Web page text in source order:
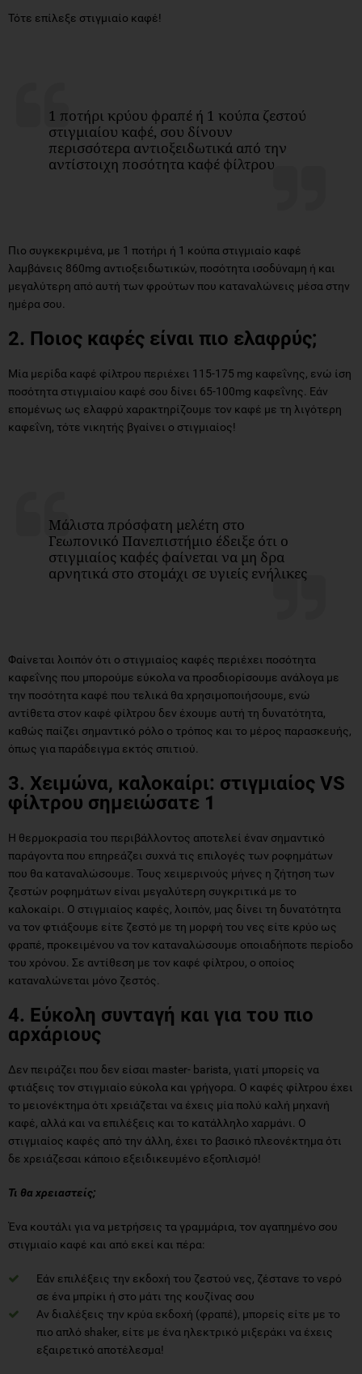
Τότε επίλεξε στιγμιαίο καφέ!
1 ποτήρι κρύου φραπέ ή 1 κούπα ζεστού
στιγμιαίου καφέ, σου δίνουν
περισσότερα αντιοξειδωτικά από την
αντίστοιχη ποσότητα καφέ φίλτρου
Πιο συγκεκριμένα, με 1 ποτήρι ή 1 κούπα στιγμιαίο καφέ
λαμβάνεις 860mg αντιοξειδωτικών, ποσότητα ισοδύναμη ή και
μεγαλύτερη από αυτή των φρούτων που καταναλώνεις μέσα στην
ημέρα σου.
2. Ποιος καφές είναι πιο ελαφρύς;
Μία μερίδα καφέ φίλτρου περιέχει 115-175 mg καφεΐνης, ενώ ίση
ποσότητα στιγμιαίου καφέ σου δίνει 65-100mg καφεΐνης. Εάν
επομένως ως ελαφρύ χαρακτηρίζουμε τον καφέ με τη λιγότερη
καφεΐνη, τότε νικητής βγαίνει ο στιγμιαίος!
Μάλιστα πρόσφατη μελέτη στο
Γεωπονικό Πανεπιστήμιο έδειξε ότι ο
στιγμιαίος καφές φαίνεται να μη δρα
αρνητικά στο στομάχι σε υγιείς ενήλικες
Φαίνεται λοιπόν ότι ο στιγμιαίος καφές περιέχει ποσότητα
καφεΐνης που μπορούμε εύκολα να προσδιορίσουμε ανάλογα με
την ποσότητα καφέ που τελικά θα χρησιμοποιήσουμε, ενώ
αντίθετα στον καφέ φίλτρου δεν έχουμε αυτή τη δυνατότητα,
καθώς παίζει σημαντικό ρόλο ο τρόπος και το μέρος παρασκευής,
όπως για παράδειγμα εκτός σπιτιού.
3. Χειμώνα, καλοκαίρι: στιγμιαίος VS
φίλτρου σημειώσατε 1
Η θερμοκρασία του περιβάλλοντος αποτελεί έναν σημαντικό
παράγοντα που επηρεάζει συχνά τις επιλογές των ροφημάτων
που θα καταναλώσουμε. Τους χειμερινούς μήνες η ζήτηση των
ζεστών ροφημάτων είναι μεγαλύτερη συγκριτικά με το
καλοκαίρι. Ο στιγμιαίος καφές, λοιπόν, μας δίνει τη δυνατότητα
να τον φτιάξουμε είτε ζεστό με τη μορφή του νες είτε κρύο ως
φραπέ, προκειμένου να τον καταναλώσουμε οποιαδήποτε περίοδο
του χρόνου. Σε αντίθεση με τον καφέ φίλτρου, ο οποίος
καταναλώνεται μόνο ζεστός.
4. Εύκολη συνταγή και για του πιο
αρχάριους
Δεν πειράζει που δεν είσαι master- barista, γιατί μπορείς να
φτιάξεις τον στιγμιαίο εύκολα και γρήγορα. Ο καφές φίλτρου έχει
το μειονέκτημα ότι χρειάζεται να έχεις μία πολύ καλή μηχανή
καφέ, αλλά και να επιλέξεις και το κατάλληλο χαρμάνι. Ο
στιγμιαίος καφές από την άλλη, έχει το βασικό πλεονέκτημα ότι
δε χρειάζεσαι κάποιο εξειδικευμένο εξοπλισμό!
Τι θα χρειαστείς;
Ένα κουτάλι για να μετρήσεις τα γραμμάρια, τον αγαπημένο σου
στιγμιαίο καφέ και από εκεί και πέρα:
Εάν επιλέξεις την εκδοχή του ζεστού νες, ζέστανε το νερό
σε ένα μπρίκι ή στο μάτι της κουζίνας σου
Αν διαλέξεις την κρύα εκδοχή (φραπέ), μπορείς είτε με το
πιο απλό shaker, είτε με ένα ηλεκτρικό μιξεράκι να έχεις
εξαιρετικό αποτέλεσμα!